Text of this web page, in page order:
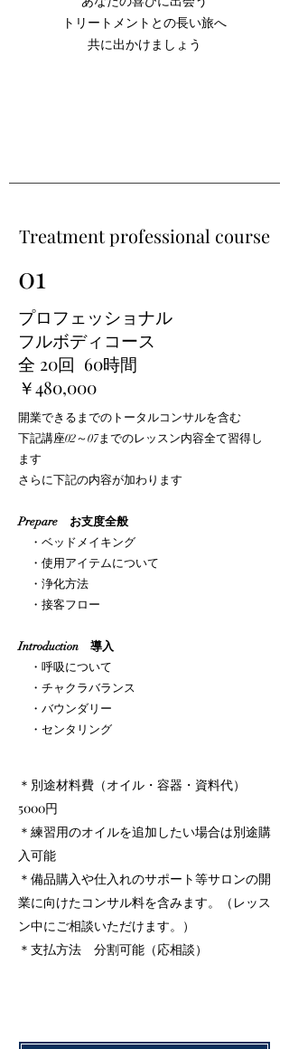
トリートメントとの長い旅へ
共に出かけましょう
Treatment professional course
01
プロフェッショナル
フルボディコース
全 20回 60時間
￥480,000
開業できるまでのトータルコンサルを含む
下記講座02～07までのレッスン内容全て習得し
ます
さらに下記の内容が加わります
Prepare お支度全般
・ベッドメイキング
・使用アイテムについて
・浄化方法
・接客フロー
Introduction 導入
・呼吸について
・チャクラバランス
・バウンダリー
・センタリング
＊別途材料費（オイル・容器・資料代）
5000円
＊練習用のオイルを追加したい場合は別途購
入可能
＊備品購入や仕入れのサポート等サロンの開
業に向けたコンサル料を含みます。（レッス
ン中にご相談いただけます。）
​＊支払方法 分割可能（応相談）